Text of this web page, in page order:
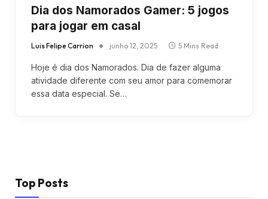
Dia dos Namorados Gamer: 5 jogos
para jogar em casal
Luis Felipe Carrion junho 12, 2025 5 Mins Read
Hoje é dia dos Namorados. Dia de fazer alguma
atividade diferente com seu amor para comemorar
essa data especial. Se…
Top Posts